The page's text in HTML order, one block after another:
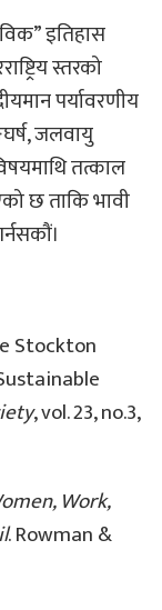
इतिहास
स्तरको
पर्यावरणीय
जलवायु
तत्काल
छ ताकि भावी
Stockton
, vol. 23, no.3,
Work,
. Rowman &